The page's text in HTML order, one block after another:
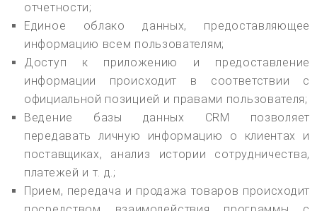
отчетности;
Единое облако данных, предоставляющее
информацию всем пользователям;
Доступ к приложению и предоставление
информации происходит в соответствии с
официальной позицией и правами пользователя;
Ведение базы данных CRM позволяет
передавать личную информацию о клиентах и
поставщиках, анализ истории сотрудничества,
платежей и т. д.;
Прием, передача и продажа товаров происходит